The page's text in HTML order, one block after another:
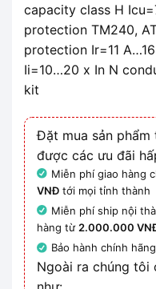
capacity class H
protection TM240,
protection Ir=11
Ii=10…20 x In N
kit
Đặt mua sản phẩm
được các ưu đãi
Miễn phí giao hàng
VNĐ tới mọi tỉnh thành
Miễn phí ship nội
hàng từ2.000.000
Bảo hành chính
Ngoài ra chúng tôi